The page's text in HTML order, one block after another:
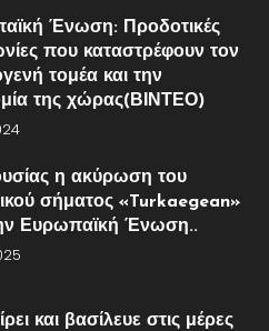
Ένωση: Προδοτικές
που καταστρέφουν τον
τομέα και την
της χώρας(ΒΙΝΤΕΟ)
η ακύρωση του
σήματος «Turkaegean»
Ευρωπαϊκή Ένωση..
και βασίλευε στις μέρες